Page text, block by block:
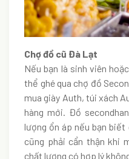
Chợ đồ cũ Đà Lạt
Nếu bạn là sinh viên
thể ghé qua chợ đồ
mua giày Auth, túi xách
hàng mới. Đồ
lượng ổn áp nếu bạn biết
cũng phải cẩn thận khi
chất lượng có hợp lý